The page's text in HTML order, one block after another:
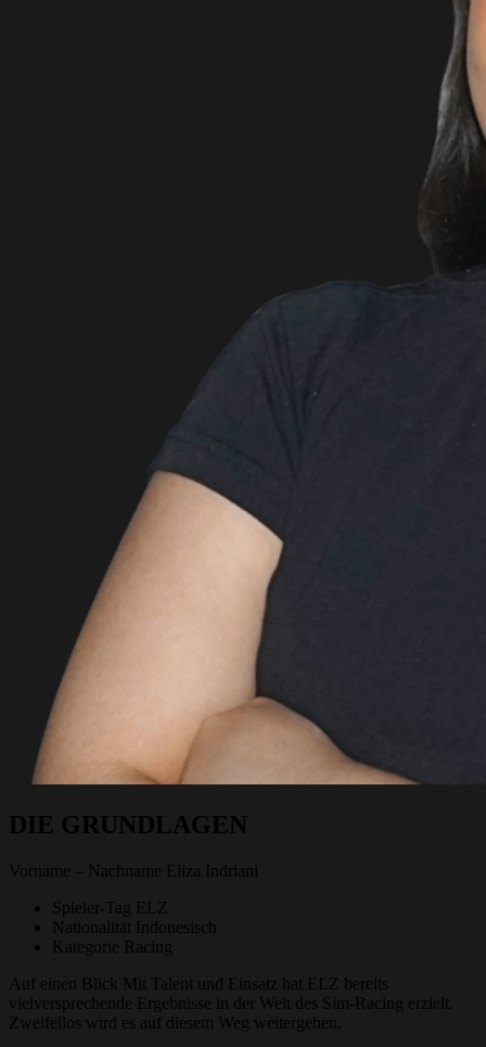
DIE GRUNDLAGEN
Vorname – Nachname Eliza Indriani
Spieler-Tag ELZ
Nationalität Indonesisch
Kategorie Racing
Auf einen Blick Mit Talent und Einsatz hat ELZ bereits
vielversprechende Ergebnisse in der Welt des Sim-Racing erzielt.
Zweifellos wird es auf diesem Weg weitergehen.